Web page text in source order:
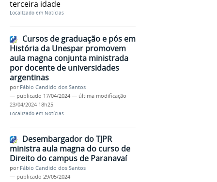
terceira idade
Localizado em Notícias
Cursos de graduação e pós em
História da Unespar promovem
aula magna conjunta ministrada
por docente de universidades
argentinas
por Fábio Candido dos Santos
— publicado 17/04/2024 — última modificação
23/04/2024 18h25
Localizado em Notícias
Desembargador do TJPR
ministra aula magna do curso de
Direito do campus de Paranavaí
por Fábio Candido dos Santos
— publicado 29/05/2024